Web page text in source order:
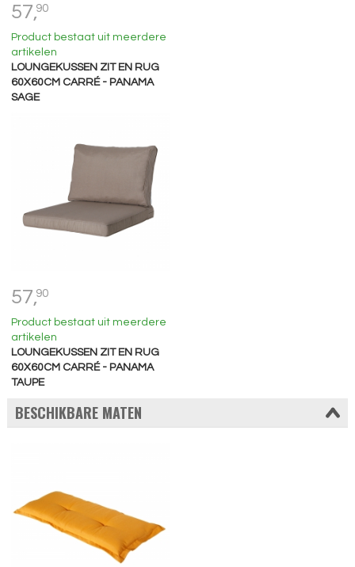
57,90
Product bestaat uit meerdere
artikelen
LOUNGEKUSSEN ZIT EN RUG
60X60CM CARRÉ - PANAMA
SAGE
57,90
Product bestaat uit meerdere
artikelen
LOUNGEKUSSEN ZIT EN RUG
60X60CM CARRÉ - PANAMA
TAUPE
BESCHIKBARE MATEN